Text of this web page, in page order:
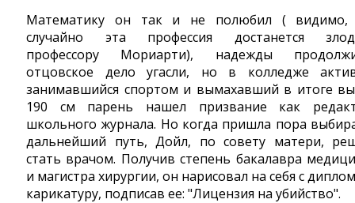
Математику он так и не полюбил ( видимо,
случайно эта профессия достанется
профессору Мориарти), надежды
отцовское дело угасли, но в колледже
занимавшийся спортом и вымахавший в итоге
190 см парень нашел призвание как
школьного журнала. Но когда пришла пора
дальнейший путь, Дойл, по совету матери,
стать врачом. Получив степень бакалавра
и магистра хирургии, он нарисовал на себя с
карикатуру, подписав ее: "Лицензия на убийство".